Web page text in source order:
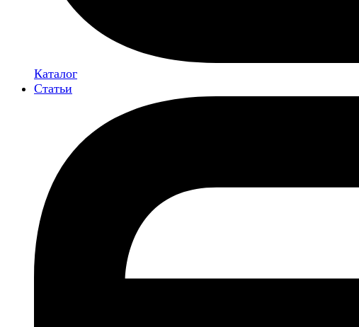
Каталог
Статьи